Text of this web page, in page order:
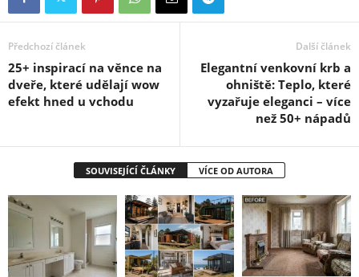
Předchozí článek
25+ inspirací na věnce na
dveře, které udělají wow
efekt hned u vchodu
Další článek
Elegantní venkovní krb a
ohniště: Teplo, které
vyzařuje eleganci – více
než 50+ nápadů
SOUVISEJÍCÍ ČLÁNKY VÍCE OD AUTORA